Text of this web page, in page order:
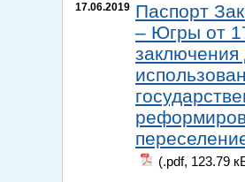
17.06.2019 Паспорт
– Югры от
заключения
(.pdf, 123.79